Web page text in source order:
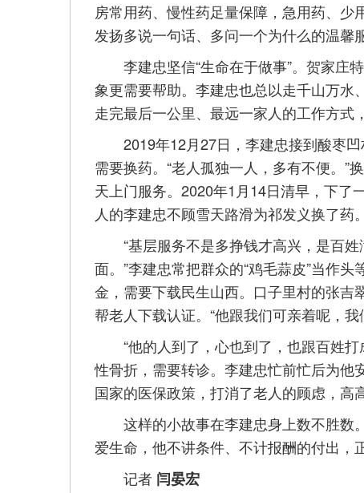
房常用药、慢性药足量保障，急用药、
发扬多说一句话、多问一个为什么的温馨
李建忠坚信“生命在于做事”。贺家庄
象更需要帮助。李建忠也总以走千山万水
走完最后一公里、最远一家人的工作方式
2019年12月27日，李建忠接到酸枣凹
需要换药。“老人孤独一人，多有不便。”
天上门服务。2020年1月14日清早，下了
人的李建忠不顾雪天路滑为祁发义换了药。
“基层服务不是多挣钱才高兴，是百姓
面。”李建忠常把群众的“鸡毛蒜皮”当作
金，需要下载民生山西。口子里村的张吉
帮老人下载认证。“他跟我们可亲着呢，
“他的人到了，心也到了，也跟百姓打
性骨折，需要转诊。李建忠忙前忙后为
国家的医保政策，打消了老人的顾虑，高
这样的小故事在李建忠身上数不胜数
爱生命，他不讲条件、不计报酬的付出，
记者 闫晏宏